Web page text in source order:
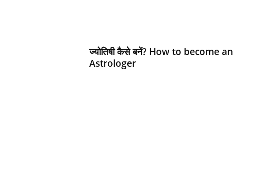
ज्‍योतिषी कैसे बनें? How to become an
Astrologer